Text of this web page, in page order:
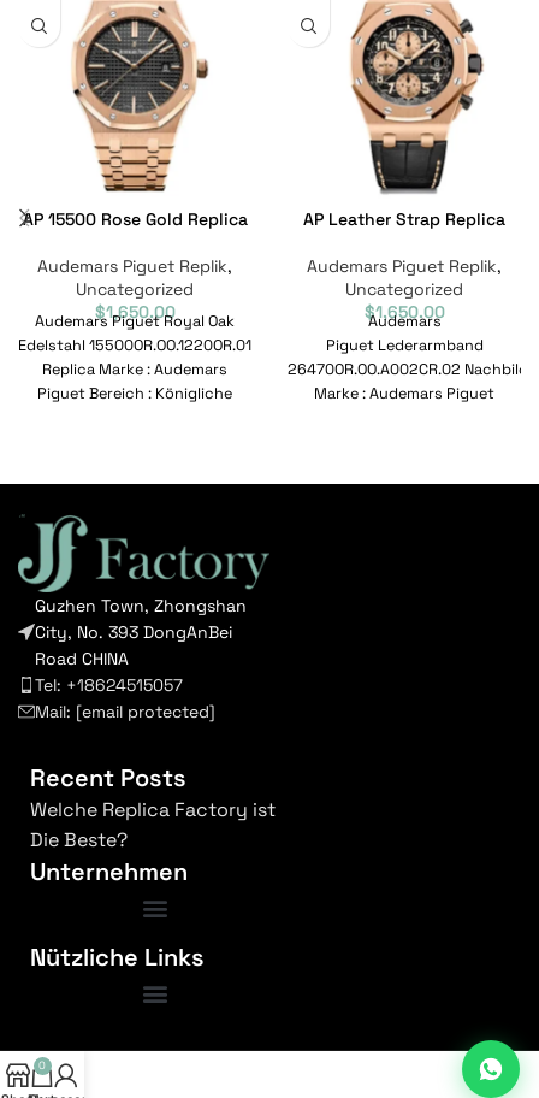
AP 15500 Rose Gold Replica
Audemars Piguet Replik,
Uncategorized
$1,650.00
Audemars Piguet Royal Oak
Edelstahl 15500OR.OO.1220OR.01
Replica Marke : Audemars
Piguet Bereich : Königliche
AP Leather Strap Replica
Audemars Piguet Replik,
Uncategorized
$1,650.00
Audemars
Piguet Lederarmband
26470OR.OO.A002CR.02
Marke : Audemars Piguet
26470OR.OO.A002CR.02
Guzhen Town, Zhongshan
City, No. 393 DongAnBei
Road CHINA
Tel: +18624515057
Mail: [email protected]
Recent Posts
Welche Replica Factory ist
Die Beste?
Unternehmen
Nützliche Links
0